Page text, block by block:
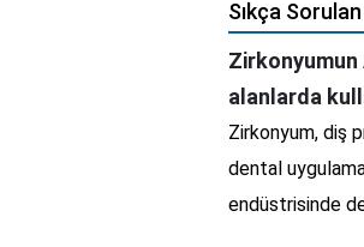
Sıkça
Zirkonyumun
alanlarda
Zirkonyum, diş
dental
endüstrisinde